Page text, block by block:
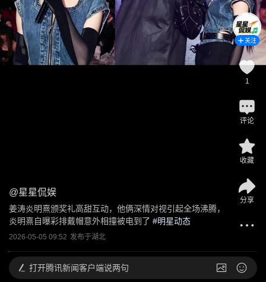
@星星侃娱
姜涛炎明熹颁奖礼高甜互动，他俩深情对视引起全场沸腾，
炎明熹自曝彩排戴帽意外相撞被电到了 #明星动态
2026-05-05 09:52 发布于湖北
关注
1
评论
收藏
分享
打开腾讯新闻客户端说两句